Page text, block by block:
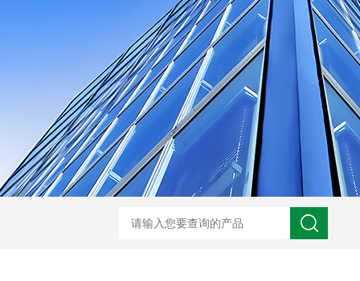
防爆磁力启动器批发价 BXK-户外防爆仪表箱